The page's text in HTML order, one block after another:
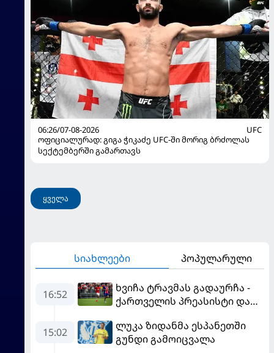
06:26/07-08-2026
UFC
ოფიციალურად: გიგა ჭიკაძე UFC-ში მორიგ ბრძოლას
სექტემბერში გამართავს
ყველა
სიახლეები პოპულარული
16:52
ხვიჩა ტრავმას გადაურჩა -
ქართველის პრეასისტი და
იუნაიტედთან"
15:02
ლუკა ზიდანმა ესპანეთში
გუნდი გამოიცვალა